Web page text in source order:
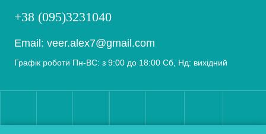
+38 (095)3231040
Email: veer.alex7@gmail.com
Графік роботи Пн-ВС: з 9:00 до 18:00 Сб, Нд: вихідний